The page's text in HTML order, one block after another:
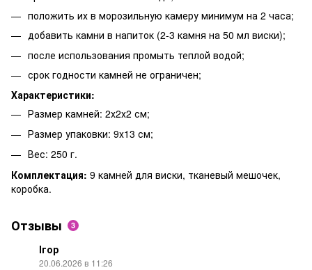
положить их в морозильную камеру минимум на 2 часа;
добавить камни в напиток (2-3 камня на 50 мл виски);
после использования промыть теплой водой;
срок годности камней не ограничен;
Характеристики:
Размер камней: 2х2х2 см;
Размер упаковки: 9х13 см;
Вес: 250 г.
Комплектация: 9 камней для виски, тканевый мешочек,
коробка.
Отзывы 3
Ігор
20.06.2026 в 11:26